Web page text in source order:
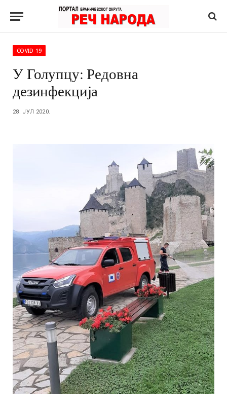
COVID 19
У Голупцу: Редовна
дезинфекција
28. ЈУЛ 2020.